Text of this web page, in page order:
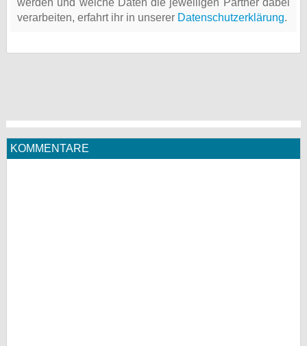
werden und welche Daten die jeweiligen Partner dabei
verarbeiten, erfahrt ihr in unserer Datenschutzerklärung.
KOMMENTARE